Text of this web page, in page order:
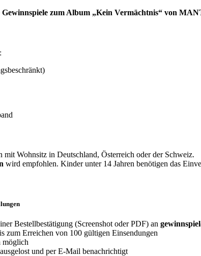
zum Album „Kein Vermächtnis“ von
mit Wohnsitz in Deutschland, Österreich oder der Schweiz.
wird empfohlen. Kinder unter 14 Jahren benötigen das
Bestellbestätigung (Screenshot oder PDF) an
zum Erreichen von 100 gültigen Einsendungen
möglich
und per E-Mail benachrichtigt